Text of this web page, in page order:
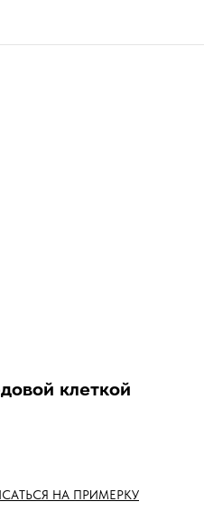
клеткой
НА ПРИМЕРКУ